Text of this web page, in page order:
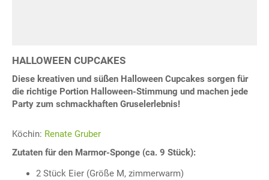
HALLOWEEN CUPCAKES
Diese kreativen und süßen Halloween Cupcakes sorgen für
die richtige Portion Halloween-Stimmung und machen jede
Party zum schmackhaften Gruselerlebnis!
Köchin: Renate Gruber
Zutaten für den Marmor-Sponge (ca. 9 Stück):
2 Stück Eier (Größe M, zimmerwarm)